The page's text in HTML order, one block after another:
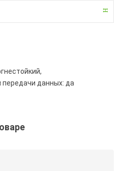
данных: да